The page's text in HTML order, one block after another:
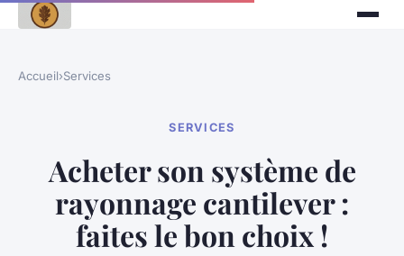
Accueil›Services
SERVICES
Acheter son système de
rayonnage cantilever :
faites le bon choix !